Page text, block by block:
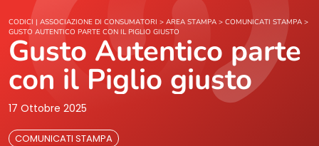
Chi Siamo
Cosa Facciamo
Area Stampa
CODICI | ASSOCIAZIONE DI CONSUMATORI > AREA STAMPA > COMUNICATI STAMPA >
GUSTO AUTENTICO PARTE CON IL PIGLIO GIUSTO
Gusto Autentico parte
con il Piglio giusto
17 Ottobre 2025
COMUNICATI STAMPA